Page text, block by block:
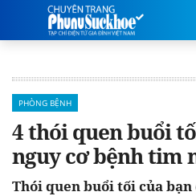
PHÒNG BỆNH
4 thói quen buổi
nguy cơ bệnh tim
Thói quen buổi tối của